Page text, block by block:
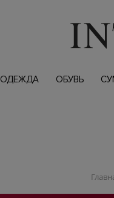
ОДЕЖДА ОБУВЬ